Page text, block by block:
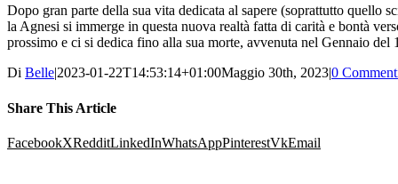
Dopo gran parte della sua vita dedicata al sapere (soprattutto quello
la Agnesi si immerge in questa nuova realtà fatta di carità e bontà
prossimo e ci si dedica fino alla sua morte, avvenuta nel Gennaio del
Di Belle|2023-01-22T14:53:14+01:00Maggio 30th, 2023|0
Share This Article
FacebookXRedditLinkedInWhatsAppPinterestVkEmail